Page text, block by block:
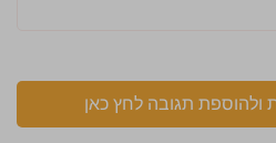
ולהוספת תגובה לחץ כאן